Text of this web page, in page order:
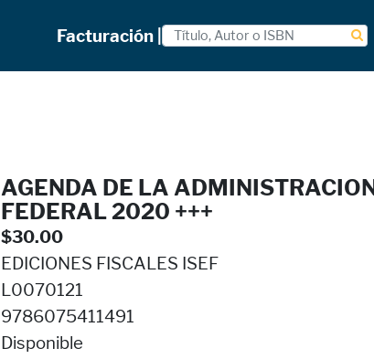
Facturación |
AGENDA DE LA
FEDERAL 2020 +++
$30.00
EDICIONES FISCALES ISEF
L0070121
9786075411491
Disponible